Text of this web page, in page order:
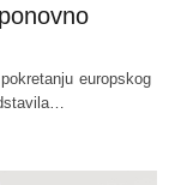
europskog